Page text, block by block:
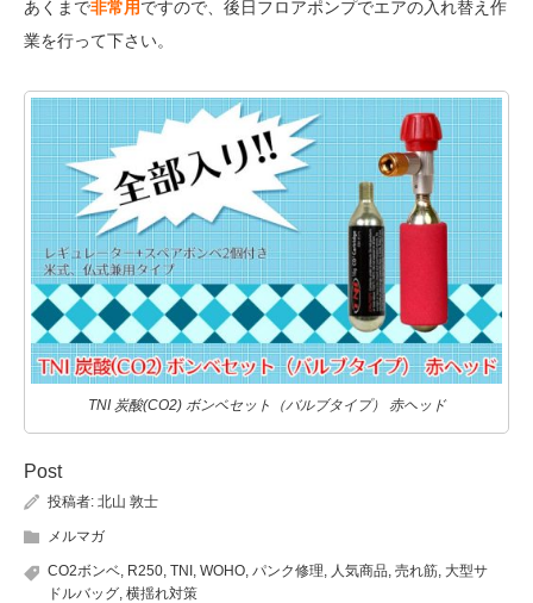
あくまで非常用ですので、後日フロアポンプでエアの入れ替え作
業を行って下さい。
TNI 炭酸(CO2) ボンベセット（バルブタイプ） 赤ヘッド
Post
投稿者: 北山 敦士
メルマガ
CO2ボンベ, R250, TNI , WOHO, パンク修理, 人気商品, 売れ筋, 大型サ
ドルバッグ, 横揺れ対策